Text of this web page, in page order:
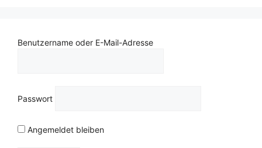
Benutzername oder E-Mail-Adresse
Passwort
Angemeldet bleiben